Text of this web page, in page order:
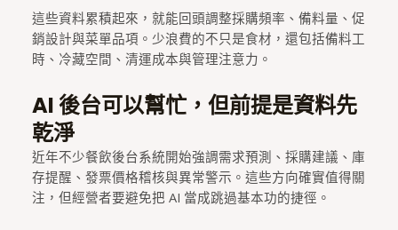
這些資料累積起來，就能回頭調整採購頻率、備料量、促
銷設計與菜單品項。少浪費的不只是食材，還包括備料工
時、冷藏空間、清運成本與管理注意力。
AI 後台可以幫忙，但前提是資料先
乾淨
近年不少餐飲後台系統開始強調需求預測、採購建議、庫
存提醒、發票價格稽核與異常警示。這些方向確實值得關
注，但經營者要避免把 AI 當成跳過基本功的捷徑。